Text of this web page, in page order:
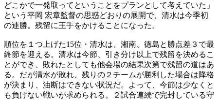
どこかで一発取ってということをプランとして考えていた」
という平岡 宏章監督の思惑どおりの展開で、清水は今季初
の連勝。残留に王手をかけることになった。
順位を１つ上げた15位・清水は、湘南、徳島と勝点差３で最
終節を迎える。清水は今節、引き分け以上で残留を決めるこ
とができ、敗れたとしても他会場の結果次第で残留の道はあ
る。だが清水が敗れ、残りの２チームが勝利した場合は降格
が決まり、油断はできない状況だ。よって、今節は少なくと
も負けない戦いが求められる。２試合連続で完封している守